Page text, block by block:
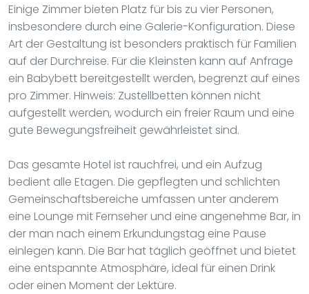
Einige Zimmer bieten Platz für bis zu vier Personen,
insbesondere durch eine Galerie-Konfiguration. Diese
Art der Gestaltung ist besonders praktisch für Familien
auf der Durchreise. Für die Kleinsten kann auf Anfrage
ein Babybett bereitgestellt werden, begrenzt auf eines
pro Zimmer. Hinweis: Zustellbetten können nicht
aufgestellt werden, wodurch ein freier Raum und eine
gute Bewegungsfreiheit gewährleistet sind.
Das gesamte Hotel ist rauchfrei, und ein Aufzug
bedient alle Etagen. Die gepflegten und schlichten
Gemeinschaftsbereiche umfassen unter anderem
eine Lounge mit Fernseher und eine angenehme Bar, in
der man nach einem Erkundungstag eine Pause
einlegen kann. Die Bar hat täglich geöffnet und bietet
eine entspannte Atmosphäre, ideal für einen Drink
oder einen Moment der Lektüre.